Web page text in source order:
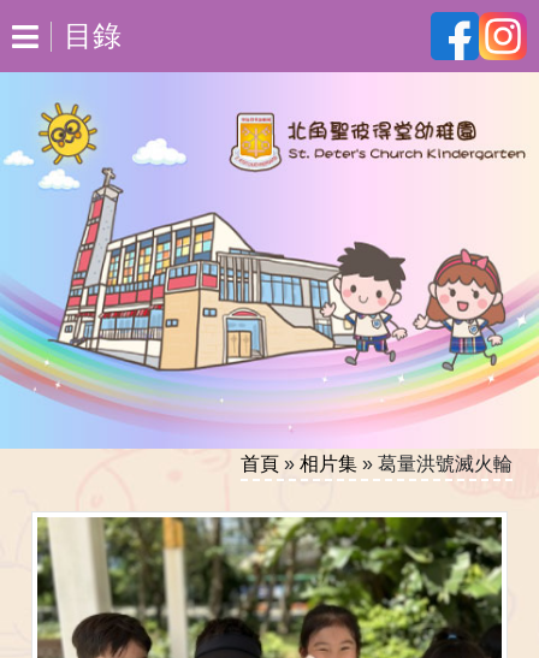
目錄
首頁» 相片集» 葛量洪號滅火輪